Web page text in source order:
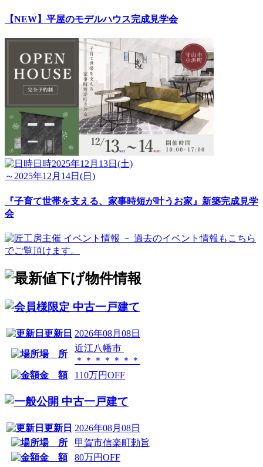
【NEW】平屋のモデルハウス完成見学会
日時2025年12月13日(土)
～2025年12月14日(日)
『子育て世帯を支える、家事時短が叶うお家』新築完成見学
会
中古一戸建て
更新日 2026年08月08日
場 所
近江八幡市
＊＊＊＊＊＊＊
金 額
110万円OFF
中古一戸建て
更新日 2026年08月08日
場 所
甲賀市信楽町勅旨
金 額
80万円OFF